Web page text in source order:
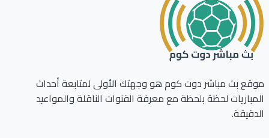
بث مباشر دوت كوم هو وجهتك الأولى لمتابعة أحداث
لحظة بلحظة مع معرفة القنوات الناقلة والمواعيد